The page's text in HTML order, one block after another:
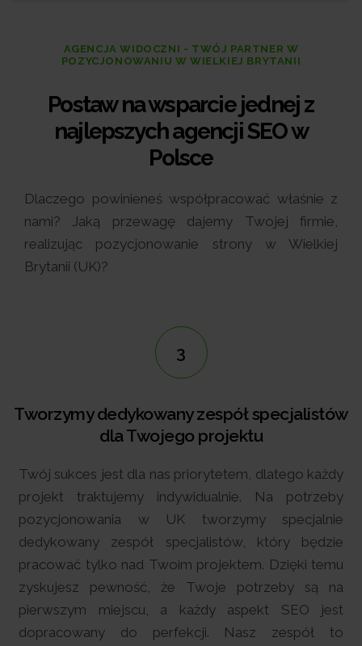
AGENCJA WIDOCZNI - TWÓJ PARTNER W
POZYCJONOWANIU W WIELKIEJ BRYTANII
Postaw na wsparcie jednej z
najlepszych agencji SEO w
Polsce
Dlaczego powinieneś współpracować właśnie z
nami? Jaką przewagę dajemy Twojej firmie,
realizując pozycjonowanie strony w Wielkiej
Brytanii (UK)?
specjalistów
dlatego każdy
Na potrzeby
specjalnie
który będzie
Dzięki temu
potrzeby są na
SEO jest
zespół to
Zapewniamy
SEO to nie tylko większy ruch
wszystkim większa liczba
skupiamy się na
oznacza, że każdy odwiedzający
stać się Twoim klientem.
użytkowników, wdrażamy
testujemy nowe rozwiązania,
Twoje zyski z